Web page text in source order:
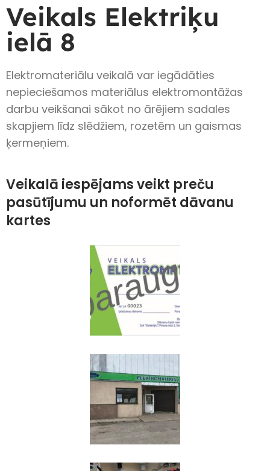
Veikals Elektriķu
ielā 8
Elektromateriālu veikalā var iegādāties
nepieciešamos materiālus elektromontāžas
darbu veikšanai sākot no ārējiem sadales
skapjiem līdz slēdžiem, rozetēm un gaismas
ķermeņiem.
Veikalā iespējams veikt preču
pasūtījumu un noformēt dāvanu
kartes